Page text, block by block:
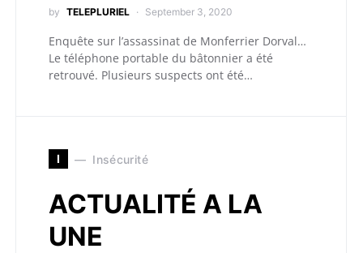
by TELEPLURIEL September 3, 2020
Enquête sur l’assassinat de Monferrier Dorval…
Le téléphone portable du bâtonnier a été
retrouvé. Plusieurs suspects ont été…
I Insécurité
ACTUALITÉ A LA
UNE